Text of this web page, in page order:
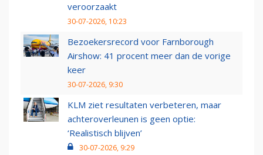
veroorzaakt
30-07-2026, 10:23
Bezoekersrecord voor Farnborough
Airshow: 41 procent meer dan de vorige
keer
30-07-2026, 9:30
KLM ziet resultaten verbeteren, maar
achteroverleunen is geen optie:
‘Realistisch blijven’
30-07-2026, 9:29